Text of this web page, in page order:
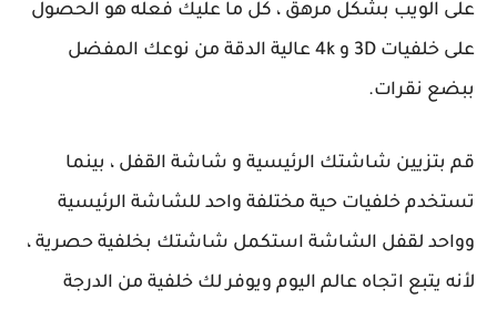
على الويب بشكل مرهق ، كل ما عليك فعله هو الحصول
على خلفيات 3D و 4k عالية الدقة من نوعك المفضل
ببضع نقرات.
قم بتزيين شاشتك الرئيسية و شاشة القفل ، بينما
تستخدم خلفيات حية مختلفة واحد للشاشة الرئيسية
وواحد لقفل الشاشة استكمل شاشتك بخلفية حصرية ،
لأنه يتبع اتجاه عالم اليوم ويوفر لك خلفية من الدرجة